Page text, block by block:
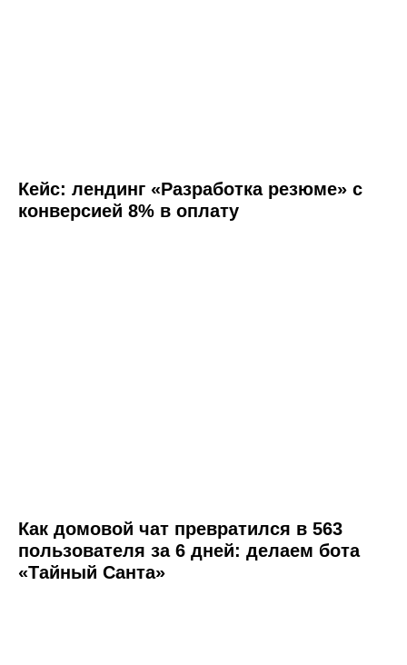
Кейс: лендинг «Разработка резюме» с
конверсией 8% в оплату
Как домовой чат превратился в 563
пользователя за 6 дней: делаем бота
«Тайный Санта»